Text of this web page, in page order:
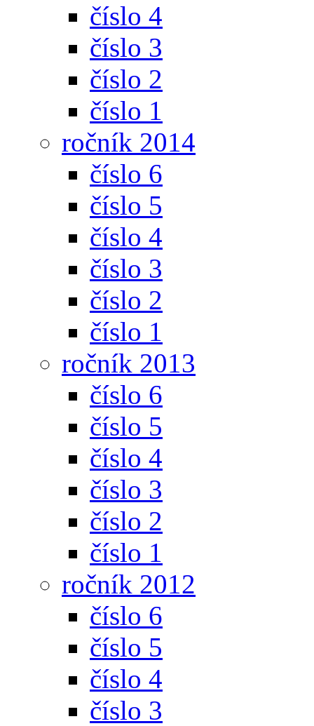
číslo 4
číslo 3
číslo 2
číslo 1
ročník 2014
číslo 6
číslo 5
číslo 4
číslo 3
číslo 2
číslo 1
ročník 2013
číslo 6
číslo 5
číslo 4
číslo 3
číslo 2
číslo 1
ročník 2012
číslo 6
číslo 5
číslo 4
číslo 3